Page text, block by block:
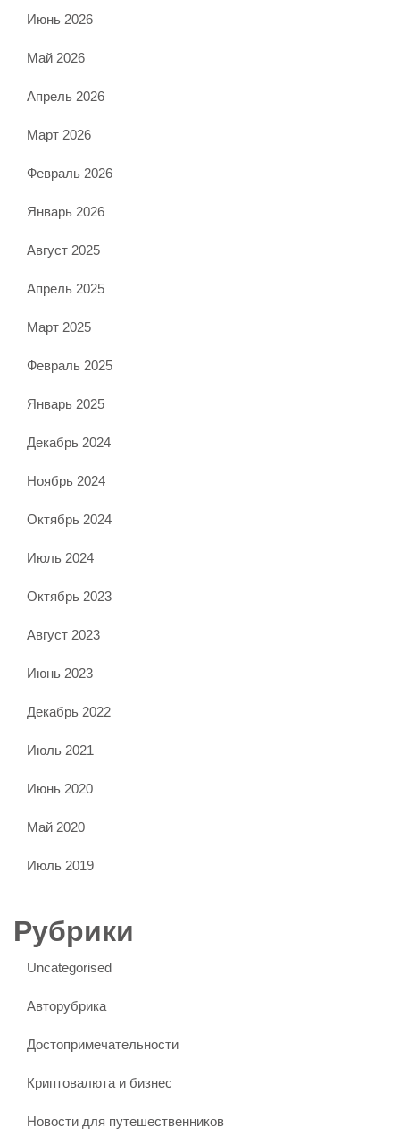
Июнь 2026
Май 2026
Апрель 2026
Март 2026
Февраль 2026
Январь 2026
Август 2025
Апрель 2025
Март 2025
Февраль 2025
Январь 2025
Декабрь 2024
Ноябрь 2024
Октябрь 2024
Июль 2024
Октябрь 2023
Август 2023
Июнь 2023
Декабрь 2022
Июль 2021
Июнь 2020
Май 2020
Июль 2019
Рубрики
Uncategorised
Авторубрика
Достопримечательности
Криптовалюта и бизнес
Новости для путешественников